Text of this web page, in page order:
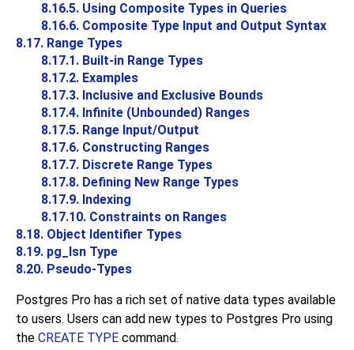
8.16.5. Using Composite Types in Queries
8.16.6. Composite Type Input and Output Syntax
8.17. Range Types
8.17.1. Built-in Range Types
8.17.2. Examples
8.17.3. Inclusive and Exclusive Bounds
8.17.4. Infinite (Unbounded) Ranges
8.17.5. Range Input/Output
8.17.6. Constructing Ranges
8.17.7. Discrete Range Types
8.17.8. Defining New Range Types
8.17.9. Indexing
8.17.10. Constraints on Ranges
8.18. Object Identifier Types
8.19. pg_lsn Type
8.20. Pseudo-Types
Postgres Pro has a rich set of native data types available
to users. Users can add new types to Postgres Pro using
the CREATE TYPE command.